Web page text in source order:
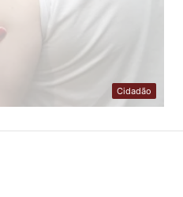
Cidadão